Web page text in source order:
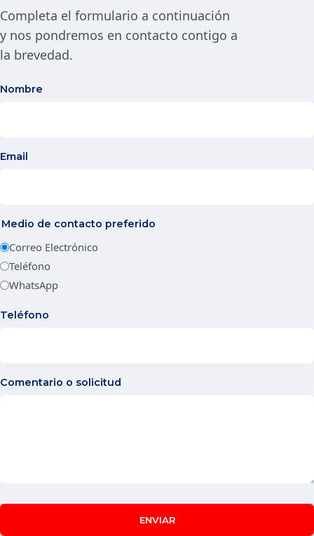
Completa el formulario a continuación
y nos pondremos en contacto contigo a
la brevedad.
Nombre
Email
Medio de contacto preferido
Correo Electrónico
Teléfono
WhatsApp
Teléfono
Comentario o solicitud
ENVIAR